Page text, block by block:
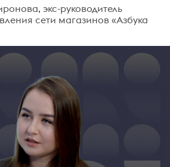
экс-руководитель
сети магазинов «Азбука